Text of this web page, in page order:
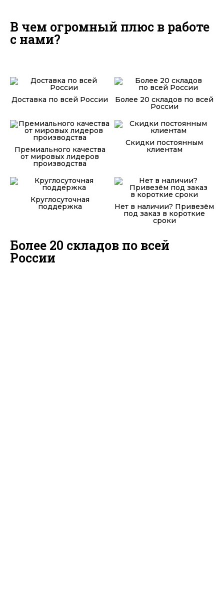
В чем огромный плюс в работе
с нами?
Доставка по всей России Более 20 складов по всей
России
Премиального качества
от мировых лидеров
производства
Скидки постоянным
клиентам
Круглосуточная
поддержка Нет в наличии? Привезём
под заказ в короткие
сроки
Более 20 складов по всей
России